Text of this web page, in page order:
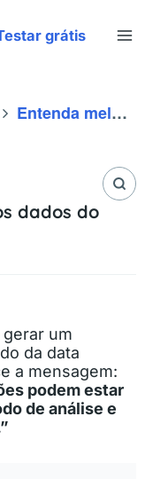
grátis
Entenda melhor sobre os dados do Youtube
dados do
um
da data
a mensagem:
podem estar
de análise e